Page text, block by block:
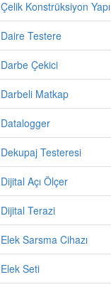
Çelik Konstrüksiyon Yapı
Daire Testere
Darbe Çekici
Darbeli Matkap
Datalogger
Dekupaj Testeresi
Dijital Açı Ölçer
Dijital Terazi
Elek Sarsma Cihazı
Elek Seti